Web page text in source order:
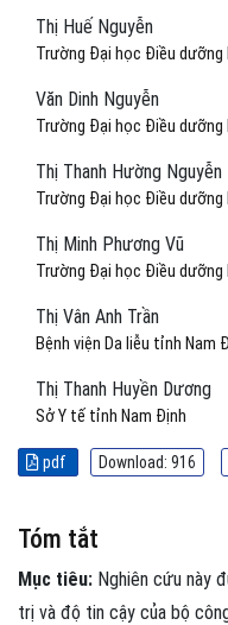
Thị Huế Nguyễn
Trường Đại học Điều dưỡng
Văn Dinh Nguyễn
Trường Đại học Điều dưỡng
Thị Thanh Hường Nguyễn
Trường Đại học Điều dưỡng
Thị Minh Phương Vũ
Trường Đại học Điều dưỡng
Thị Vân Anh Trần
Bệnh viện Da liễu tỉnh Nam
Thị Thanh Huyền Dương
Sở Y tế tỉnh Nam Định
pdf Download: 916
Tóm tắt
Mục tiêu: Nghiên cứu này
trị và độ tin cậy của bộ